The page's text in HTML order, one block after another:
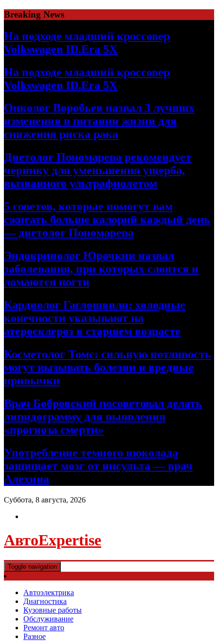
Skip
to
content
Breaking News
На подходе младший кроссовер
Volkswagen ID.Era 5X
На подходе младший кроссовер
Volkswagen ID.Era 5X
Онколог Воробьев назвал 3 лучших
изменения в питании жизни для
снижения риска рака
Диетолог Пономарева рекомендует
чернику для уменьшения ущерба,
вызванного ультрафиолетом
5 советов, которые помогут вам
сжигать больше калорий каждый день
— диетолог Пономарева
Эндокринолог Юрочкин назвал
заболевания, при которых слоятся и
ломаются ногти
Кардиолог Гаглошвили: холодные
конечности указывают на
атеросклероз в старшем возрасте
Косметолог Томс: сильную потливость
могут вызывать болезни и вредные
привычки
Врач Бобровский посоветовал делать
липидограмму для выявления
«прогноза смерти»
Употребление темного шоколада
защищает мозг от инсульта — врач
Алехина
Суббота, 8 августа, 2026
АвтоExpertise
Toggle navigation
Автоэлектрика
Диагностика
Кузовные работы
Обслуживание
Ремонт авто
Разное